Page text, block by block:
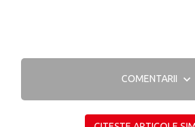
COMENTARII